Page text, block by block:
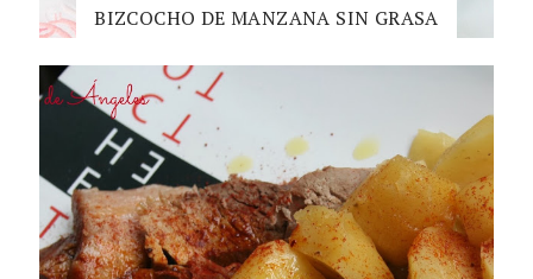
BIZCOCHO DE MANZANA SIN GRASA